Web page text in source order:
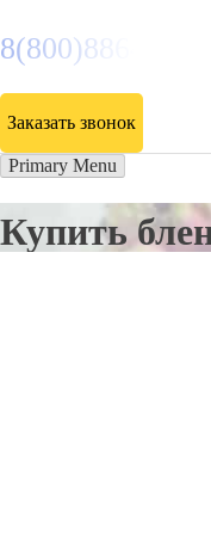
8(800)886486
Заказать звонок
Primary Menu
Купить